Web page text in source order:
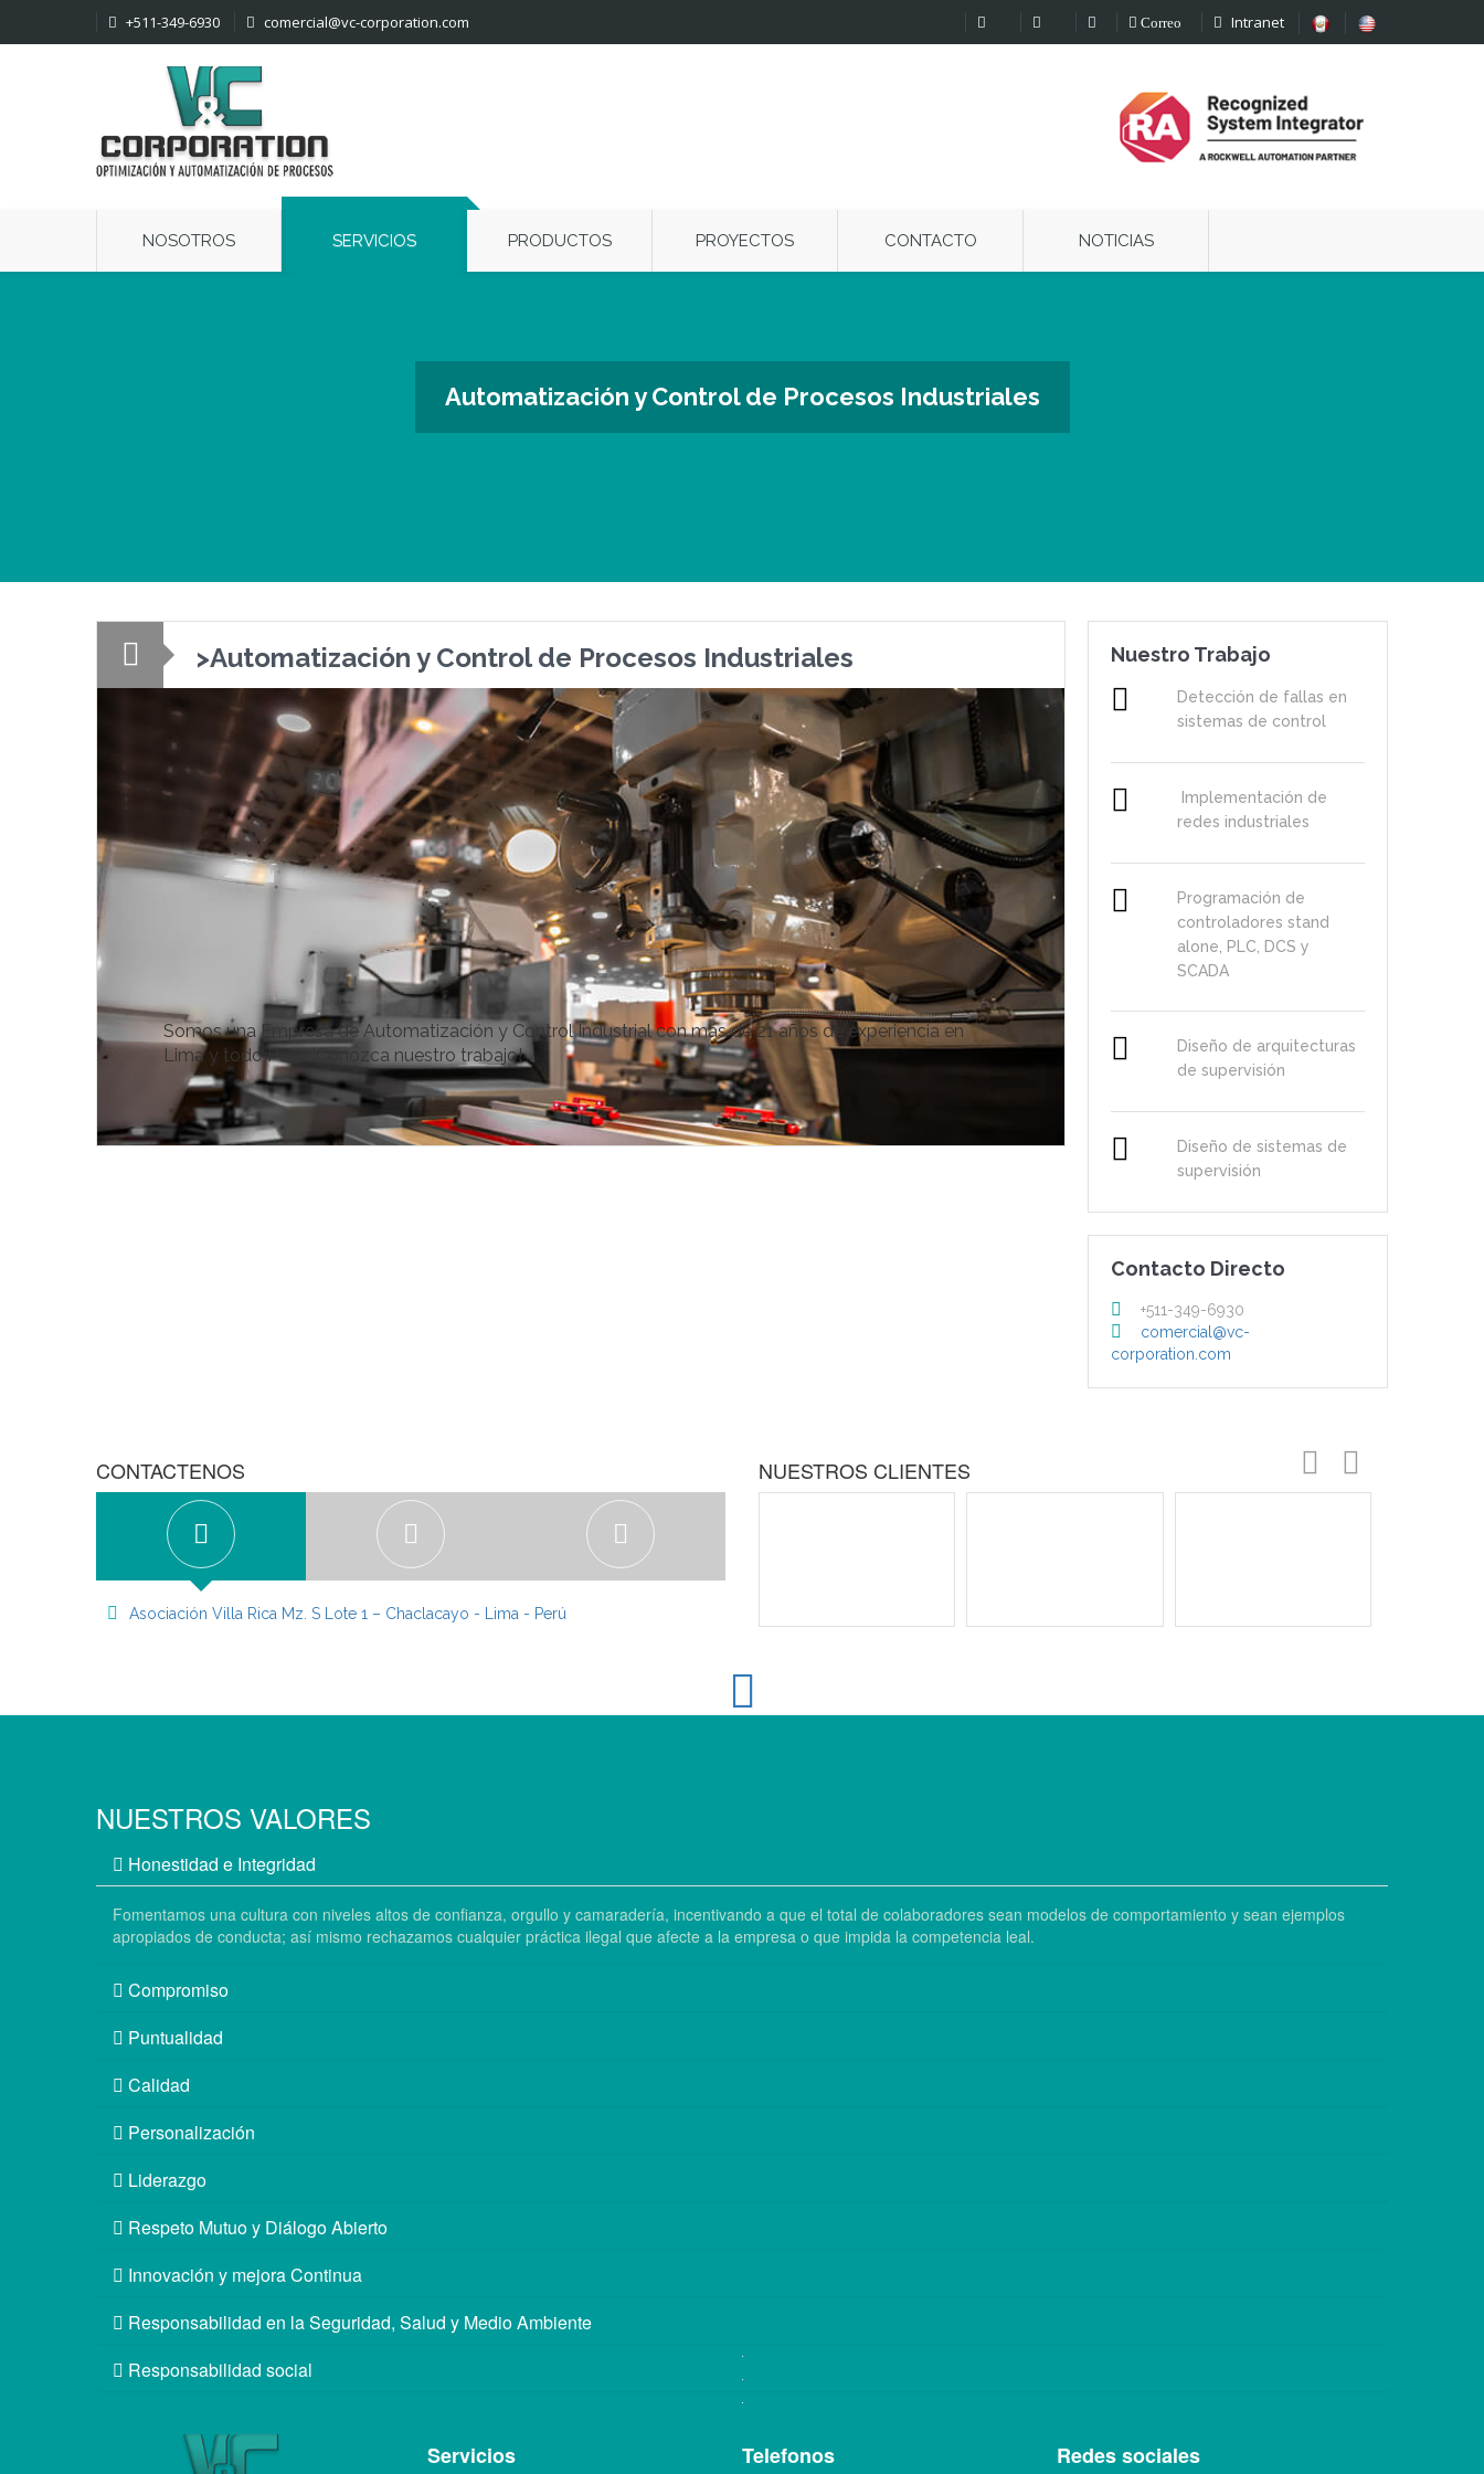
+511-349-6930 comercial@vc-corporation.com Correo Intranet
NOSOTROS SERVICIOS PRODUCTOS PROYECTOS CONTACTO NOTICIAS
Automatización y Control de Procesos Industriales
>Automatización y Control de Procesos Industriales
Somos una Empresa de Automatización y Control Industrial con más de 21 años de experiencia en
Lima y todo Perú. ¡Conozca nuestro trabajo!
Nuestro Trabajo
Detección de fallas en
sistemas de control
Implementación de
redes industriales
Programación de
controladores stand
alone, PLC, DCS y
SCADA
Diseño de arquitecturas
de supervisión
Diseño de sistemas de
supervisión
Contacto Directo
+511-349-6930
comercial@vc-
corporation.com
CONTACTENOS
Asociación Villa Rica Mz. S Lote 1 – Chaclacayo - Lima - Perú
NUESTROS CLIENTES
NUESTROS VALORES
Honestidad e Integridad
Fomentamos una cultura con niveles altos de confianza, orgullo y camaradería, incentivando a que el total de colaboradores sean modelos de comportamiento y sean ejemplos
apropiados de conducta; así mismo rechazamos cualquier práctica ilegal que afecte a la empresa o que impida la competencia leal.
Compromiso
Puntualidad
Calidad
Personalización
Liderazgo
Respeto Mutuo y Diálogo Abierto
Innovación y mejora Continua
Responsabilidad en la Seguridad, Salud y Medio Ambiente
Responsabilidad social
Servicios Telefonos Redes sociales